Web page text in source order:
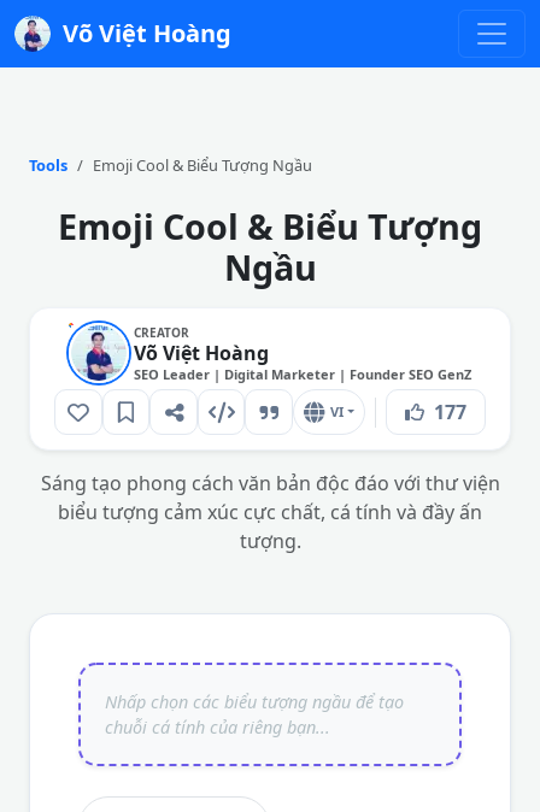
Võ Việt Hoàng
Tools Emoji Cool & Biểu Tượng Ngầu
Emoji Cool & Biểu Tượng
Ngầu
CREATOR
Võ Việt Hoàng
SEO Leader | Digital Marketer | Founder SEO GenZ
VI 177
Sáng tạo phong cách văn bản độc đáo với thư viện
biểu tượng cảm xúc cực chất, cá tính và đầy ấn
tượng.